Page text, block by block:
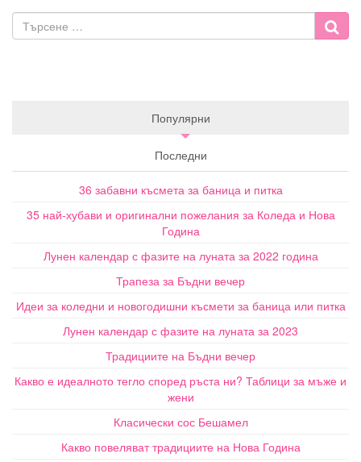
Популярни
Последни
36 забавни късмета за баница и питка
35 най-хубави и оригинални пожелания за Коледа и Нова
Година
Лунен календар с фазите на луната за 2022 година
Трапеза за Бъдни вечер
Идеи за коледни и новогодишни късмети за баница или питка
Лунен календар с фазите на луната за 2023
Традициите на Бъдни вечер
Какво е идеалното тегло според ръста ни? Таблици за мъже и
жени
Класически сос Бешамел
Какво повеляват традициите на Нова Година